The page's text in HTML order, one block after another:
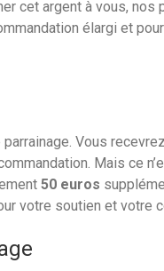
cet argent à vous, nos
élargi et
Vous
Mais ce
50 euros
votre soutien et votre